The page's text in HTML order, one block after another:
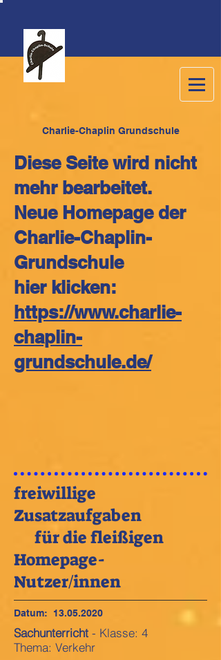
Charlie-Chaplin Grundschule
Diese Seite wird nicht
mehr bearbeitet.
Neue Homepage der
Charlie-Chaplin-
Grundschule
hier klicken:
https://www.charlie-
chaplin-
grundschule.de/
freiwillige
Zusatzaufgaben
für die fleißigen
Homepage-
Nutzer/innen
Datum: 13.05.2020
Sachunterricht - Klasse: 4
Thema: Verkehr